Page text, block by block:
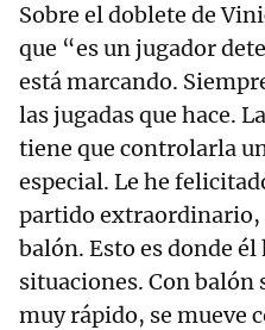
Sobre el doblete de
que “es un jugador
está marcando.
las jugadas que hace.
tiene que controlarla
especial. Le he
partido extraordinario,
balón. Esto es donde
situaciones. Con balón
muy rápido, se mueve